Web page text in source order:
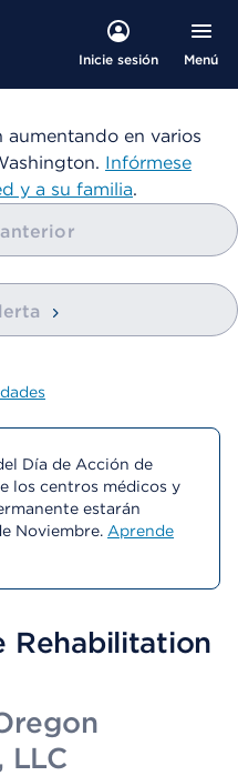
Inicie sesión Menú
aumentando en varios
Infórmese
y a su familia.
Día de Acción de
los centros médicos y
estarán
Noviembre. Aprende
Rehabilitation
LLC